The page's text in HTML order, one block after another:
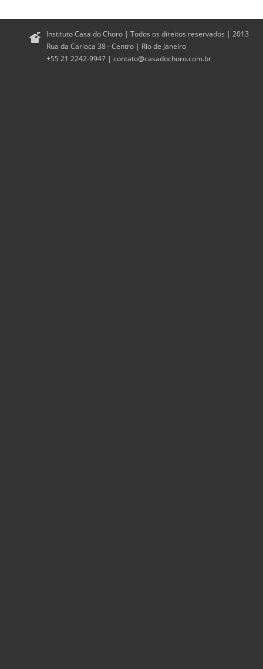
Instituto Casa do Choro | Todos os direitos reservados | 2013
Rua da Carioca 38 - Centro | Rio de Janeiro
+55 21 2242-9947 | contato@casadochoro.com.br